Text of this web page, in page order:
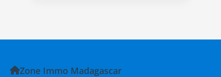
Zone Immo Madagascar